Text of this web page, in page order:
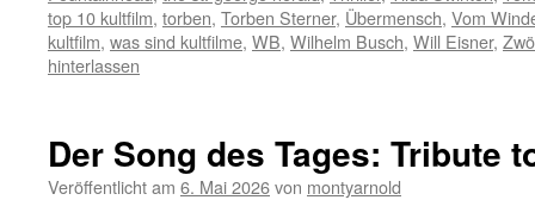
top 10 kultfilm, torben, Torben Sterner, Übermensch, Vom
kultfilm, was sind kultfilme, WB, Wilhelm Busch, Will Eisner,
hinterlassen
Der Song des Tages: Tribute
Veröffentlicht am 6. Mai 2026von montyarnold